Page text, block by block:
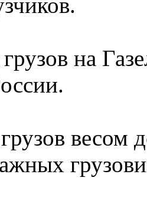
на
весом